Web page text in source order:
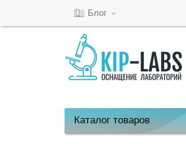
Блог
Каталогтоваров